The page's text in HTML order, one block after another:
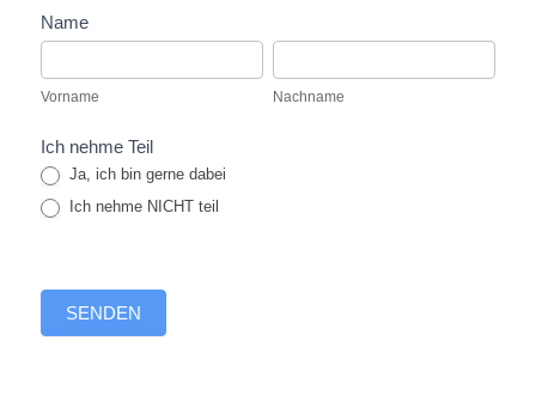
Jahresschlussessen
2024
Name
Vorname Nachname
Ich nehme Teil
Ja, ich bin gerne dabei
Ich nehme NICHT teil
SENDEN